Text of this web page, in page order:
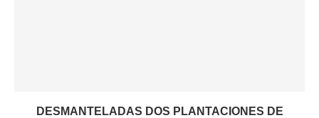
DESMANTELADAS DOS PLANTACIONES DE